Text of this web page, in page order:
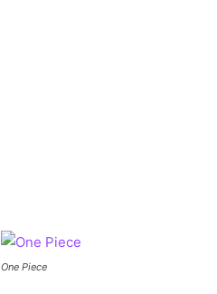
One Piece